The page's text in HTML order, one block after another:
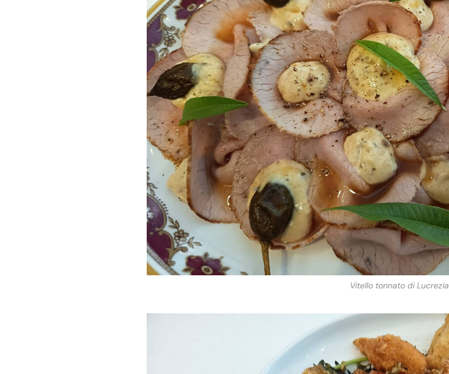
Vitello tonnato di Lucrezia